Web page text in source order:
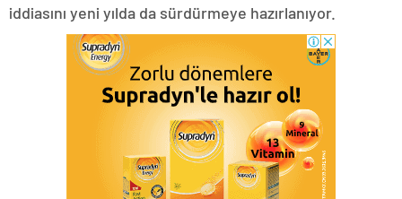
iddiasını yeni yılda da sürdürmeye hazırlanıyor.